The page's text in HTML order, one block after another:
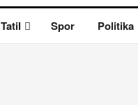
Tatil Spor Politika